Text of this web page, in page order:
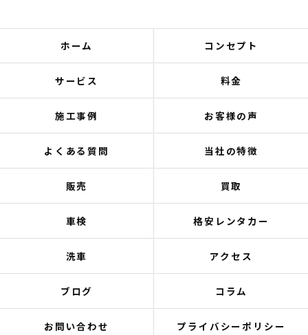
ホーム コンセプト
サービス 料金
施工事例 お客様の声
よくある質問 当社の特徴
販売 買取
車検 格安レンタカー
洗車 アクセス
ブログ コラム
お問い合わせ プライバシーポリシー